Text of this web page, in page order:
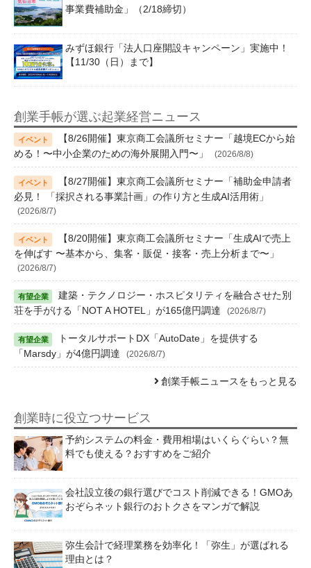
事業費補助金」（2/18締切）
みずほ銀行「法人口座開設キャンペーン」実施中！
【11/30（日）まで】
創業手帳が選ぶ起業経営ニュース
【8/26開催】東京商工会議所セミナー「越境ECから始
める！〜中小企業のための海外展開入門〜」
(2026/8/8)
【8/27開催】東京商工会議所セミナー「補助金申請者
必見！ 「採択される事業計画」の作り方と生成AI活用術」
(2026/8/7)
【8/20開催】東京商工会議所セミナー「生成AIで売上
を伸ばす 〜基本から、集客・販促・接客・売上分析まで〜」
(2026/8/7)
建築・テクノロジー・ホスピタリティを融合させた別
荘を手がける「NOT A HOTEL」が165億円調達
(2026/8/7)
トータルサポートDX「AutoDate」を提供する
「Marsdy」が4億円調達
(2026/8/7)
創業手帳ニュースをもっと見る
創業時に役立つサービス
予約システムの料金・費用相場はいくらぐらい？無
料でも使える？おすすめをご紹介
会社設立後の銀行選びでコスト削減できる！GMOあ
おぞらネット銀行のおトクさをマンガで解説
弥生会計で経理業務を効率化！「弥生」が選ばれる
理由とは？